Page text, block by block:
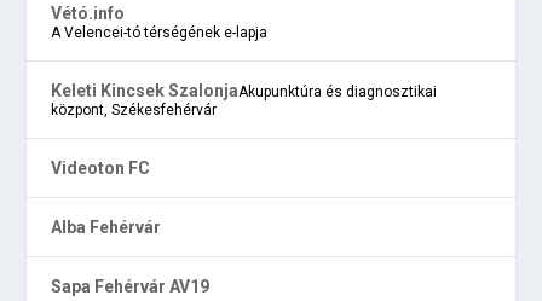
Vétó.info
A Velencei-tó térségének e-lapja
Keleti Kincsek SzalonjaAkupunktúra és diagnosztikai
központ, Székesfehérvár
Videoton FC
Alba Fehérvár
Sapa Fehérvár AV19